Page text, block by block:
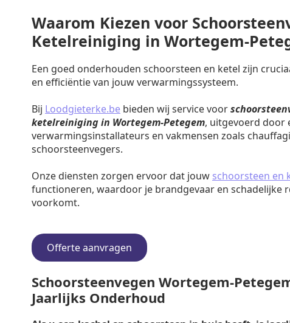
Waarom Kiezen voor
Ketelreiniging in Wortegem-
Een goed onderhouden schoorsteen en ketel zijn
en efficiëntie van jouw verwarmingssysteem.
Bij Loodgieterke.be bieden wij service voor
ketelreiniging in Wortegem-Petegem, uitgevoerd door
verwarmingsinstallateurs en vakmensen zoals
schoorsteenvegers.
Onze diensten zorgen ervoor dat jouw schoorsteen en
functioneren, waardoor je brandgevaar en schadelijke
voorkomt.
Offerte aanvragen
Schoorsteenvegen Wortegem-
Jaarlijks Onderhoud